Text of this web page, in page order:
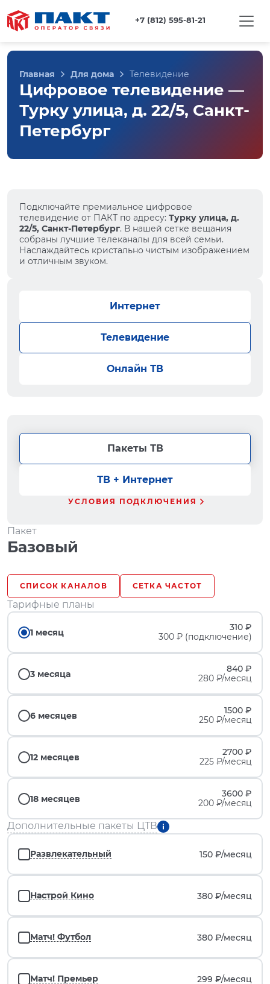
+7 (812) 595-81-21
Главная Для дома Телевидение
Цифровое телевидение —
Турку улица, д. 22/5, Санкт-
Петербург
Подключайте премиальное цифровое
телевидение от ПАКТ по адресу: Турку улица, д.
22/5, Санкт-Петербург. В нашей сетке вещания
собраны лучшие телеканалы для всей семьи.
Наслаждайтесь кристально чистым изображением
и отличным звуком.
Интернет
Телевидение
Онлайн ТВ
Пакеты ТВ
ТВ + Интернет
УСЛОВИЯ ПОДКЛЮЧЕНИЯ
Пакет
Базовый
СПИСОК КАНАЛОВ СЕТКА ЧАСТОТ
Тарифные планы
1 месяц
310 ₽
300 ₽ (подключение)
3 месяца
840 ₽
280 ₽/месяц
6 месяцев
1500 ₽
250 ₽/месяц
12 месяцев
2700 ₽
225 ₽/месяц
18 месяцев
3600 ₽
200 ₽/месяц
Дополнительные пакеты ЦТВ
Развлекательный 150 ₽/месяц
Настрой Кино 380 ₽/месяц
Матч! Футбол 380 ₽/месяц
Матч! Премьер 299 ₽/месяц